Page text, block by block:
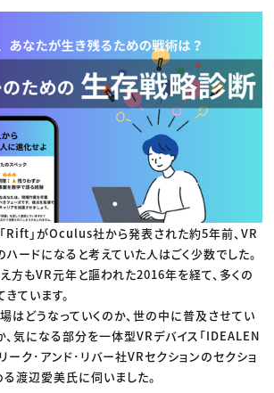
ア事情
タビュー
トップ
からのお知らせ
ェッショナル×つながる×メディア
Rift」がOculus社から発表された約5年前、VR
ードになると考えていた人はごく少数でした。
方もVR元年と謳われた2016年を経て、多くの
ています。
はどうなっていくのか、世の中に普及させてい
気になる部分を一体型VRデバイス「IDEALEN
ーク･アンド･リバー社VRセクションのセクショ
渡辺愛美氏に伺いました。